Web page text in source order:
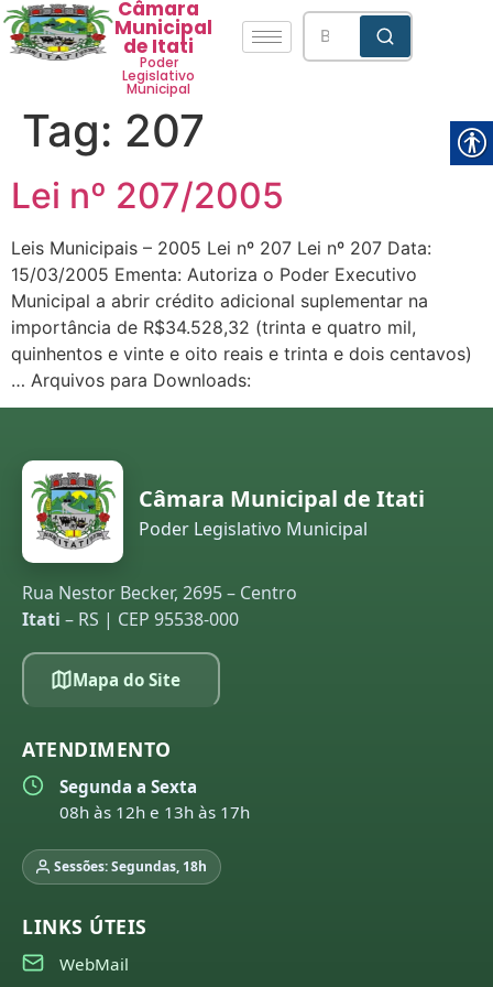
Câmara
Municipal
de Itati
Poder
Legislativo
Municipal
Tag: 207
Lei nº 207/2005
Leis Municipais – 2005 Lei nº 207 Lei nº 207 Data:
15/03/2005 Ementa: Autoriza o Poder Executivo
Municipal a abrir crédito adicional suplementar na
importância de R$34.528,32 (trinta e quatro mil,
quinhentos e vinte e oito reais e trinta e dois centavos)
… Arquivos para Downloads:
Câmara Municipal de Itati
Poder Legislativo Municipal
Rua Nestor Becker, 2695 – Centro
Itati – RS | CEP 95538-000
Mapa do Site
ATENDIMENTO
Segunda a Sexta
08h às 12h e 13h às 17h
Sessões: Segundas, 18h
LINKS ÚTEIS
WebMail